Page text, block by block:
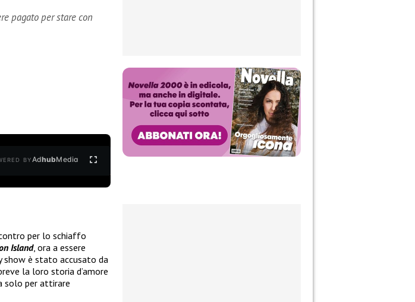
pagato per stare con
BYAdhubMedia
per lo schiaffo
Island, ora a essere
è stato accusato da
la loro storia d’amore
solo per attirare